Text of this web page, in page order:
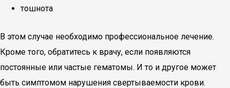
тошнота
В этом случае необходимо профессиональное лечение.
Кроме того, обратитесь к врачу, если появляются
постоянные или частые гематомы. И то и другое может
быть симптомом нарушения свертываемости крови.